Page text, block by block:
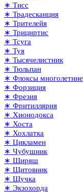
∗ Тисс
∗ Традесканция
∗ Трителейя
∗ Трициртис
∗ Тсуга
∗ Туя
∗ Тысячелистник
∗ Тюльпан
∗ Флоксы многолетние
∗ Форзиция
∗ Фрезия
∗ Фритиллярия
∗ Хионодокса
∗ Хоста
∗ Хохлатка
∗ Цикламен
∗ Чубушник
∗ Ширяш
∗ Щитовник
∗ Щучка
∗ Экзохорда